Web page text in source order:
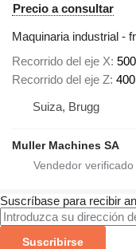
Precio a consultar
Maquinaria industrial -
Recorrido del eje X
Recorrido del eje Z
Suiza, Brugg
Muller Machines SA
Suscríbase para recibir
Suscribirse